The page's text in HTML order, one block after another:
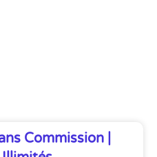
Commission |